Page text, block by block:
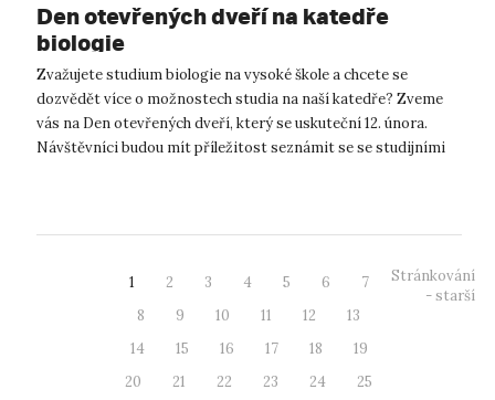
Den otevřených dveří na katedře
biologie
Zvažujete studium biologie na vysoké škole a chcete se
dozvědět více o možnostech studia na naší katedře? Zveme
vás na Den otevřených dveří, který se uskuteční 12. února.
Návštěvníci budou mít příležitost seznámit se se studijními
1 2 3 4 5 6
7
8
9 10 11 12
13
14
15 16 17 18
19
20
21 22 23 24
25
Stránkování
- starší